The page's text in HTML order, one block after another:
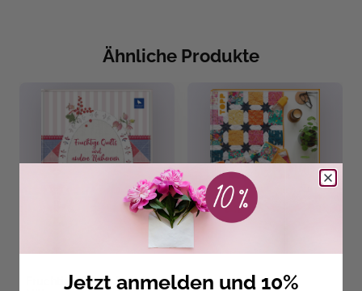
Ähnliche Produkte
Fruchtige Quilts & andere
Patchwork
Jetzt anmelden und 10%